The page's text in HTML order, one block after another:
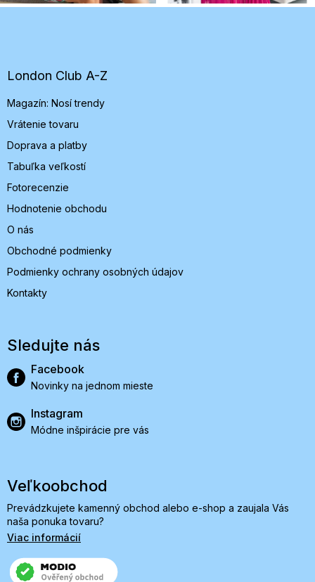
e
London Club A-Z
Magazín: Nosí trendy
Vrátenie tovaru
Doprava a platby
Tabuľka veľkostí
Fotorecenzie
Hodnotenie obchodu
O nás
Obchodné podmienky
Podmienky ochrany osobných údajov
Kontakty
Sledujte nás
Facebook
Novinky na jednom mieste
Instagram
Módne inšpirácie pre vás
Veľkoobchod
Prevádzkujete kamenný obchod alebo e-shop a zaujala Vás
naša ponuka tovaru?
Viac informácií